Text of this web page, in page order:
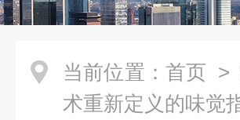
当前位置： 首页 >
术重新定义的味觉